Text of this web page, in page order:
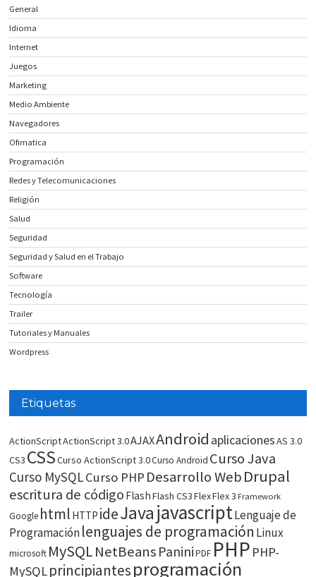
General
Idioma
Internet
Juegos
Marketing
Medio Ambiente
Navegadores
Ofimatica
Programación
Redes y Telecomunicaciones
Religión
Salud
Seguridad
Seguridad y Salud en el Trabajo
Software
Tecnología
Trailer
Tutoriales y Manuales
Wordpress
Etiquetas
ActionScriptActionScript 3.0AJAXAndroid aplicacionesAS 3.0
CS3 CSSCurso ActionScript 3.0Curso Android Curso Java
Curso MySQLCurso PHP Desarrollo WebDrupal
escritura de código FlashFlash CS3FlexFlex 3 Framework
Google html HTTP ideJavajavascriptLenguaje de
Programaciónlenguajes de programación Linux
microsoft MySQLNetBeans Panini PDF PHP PHP-
MySQLprincipiantesprogramación